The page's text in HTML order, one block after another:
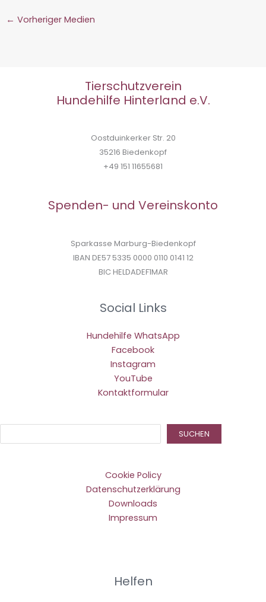
← Vorheriger Medien
Tierschutzverein
Hundehilfe Hinterland e.V.
Oostduinkerker Str. 20
35216 Biedenkopf
+49 151 11655681
Spenden- und Vereinskonto
Sparkasse Marburg-Biedenkopf
IBAN DE57 5335 0000 0110 0141 12
BIC HELDADEF1MAR
Social Links
Hundehilfe WhatsApp
Facebook
Instagram
YouTube
Kontaktformular
SUCHEN
Cookie Policy
Datenschutzerklärung
Downloads
Impressum
Helfen